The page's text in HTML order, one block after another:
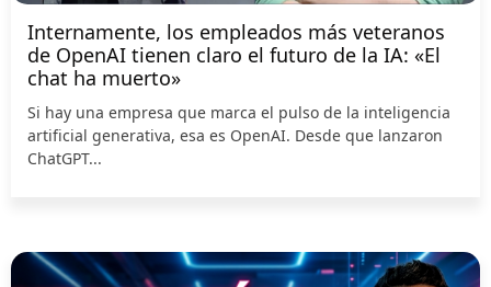
Internamente, los empleados más veteranos
de OpenAI tienen claro el futuro de la IA: «El
chat ha muerto»
Si hay una empresa que marca el pulso de la inteligencia
artificial generativa, esa es OpenAI. Desde que lanzaron
ChatGPT...